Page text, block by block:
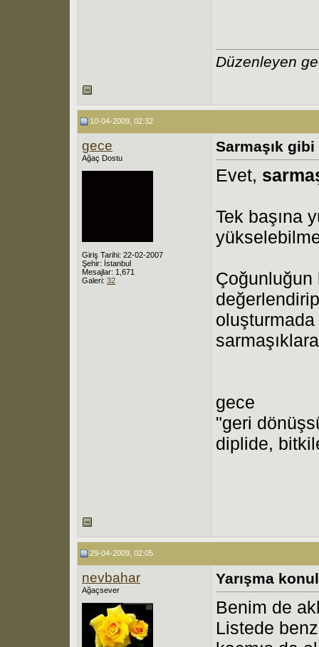
Düzenleyen
10-04-2009, 02:32
gece
Ağaç Dostu
Giriş Tarihi: 22-02-2007
Şehir: İstanbul
Mesajlar: 1,671
Galeri: 32
Sarmaşık gibi
Evet,
Tek başına
Çoğunluğun
oluşturmada
gece
"geri
diplide,
29-04-2009, 02:05
nevbahar
Ağaçsever
Yarışma
Benim de
Listede